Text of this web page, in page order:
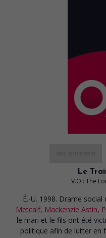
Le
V.O.: The
É.-U. 1998. Drame social
Metcalf, Mackenzie Astin,
le mari et le fils ont été
politique afin de lutter en